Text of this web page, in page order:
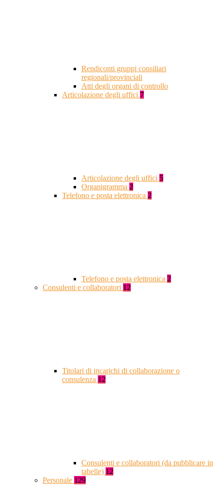
Rendiconti gruppi consiliari
regionali/provinciali
Atti degli organi di controllo
Articolazione degli uffici 7
Articolazione degli uffici 5
Organigramma 2
Telefono e posta elettronica 2
Telefono e posta elettronica 2
Consulenti e collaboratori 12
Titolari di incarichi di collaborazione o
consulenza 12
Consulenti e collaboratori (da pubblicare in
tabelle) 12
Personale 129